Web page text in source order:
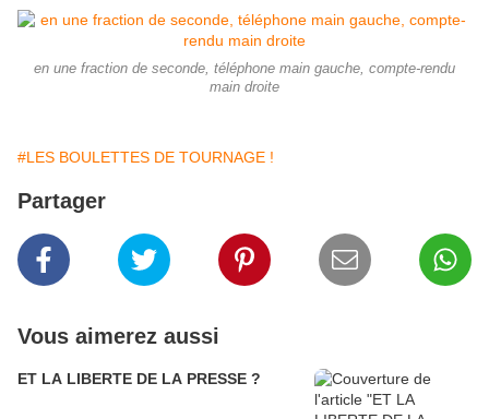
en une fraction de seconde, téléphone main gauche, compte-rendu
main droite
#LES BOULETTES DE TOURNAGE !
Partager
Vous aimerez aussi
ET LA LIBERTE DE LA PRESSE ?